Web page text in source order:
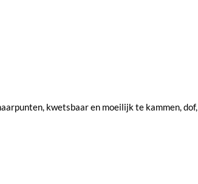
kwetsbaar en moeilijk te kammen, dof,